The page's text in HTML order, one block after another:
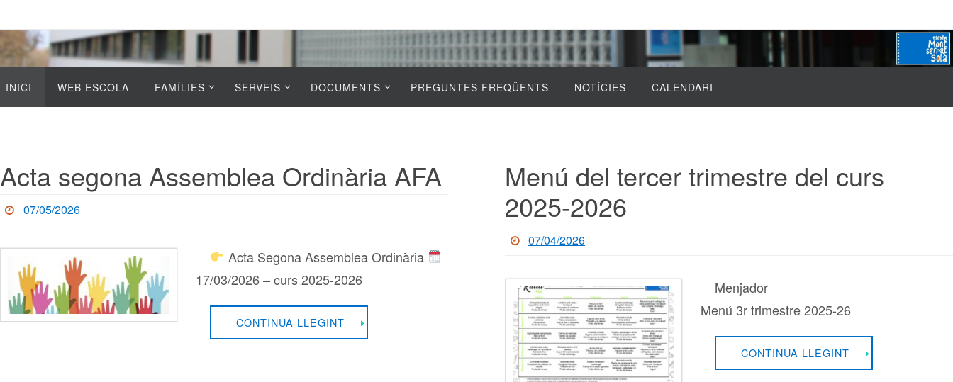
to
content
to
content
INICI WEB ESCOLA FAMÍLIES SERVEIS DOCUMENTS PREGUNTES FREQÜENTS NOTÍCIES CALENDARI
Acta segona Assemblea Ordinària AFA
07/05/2026
Acta Segona Assemblea Ordinària
17/03/2026 – curs 2025-2026
CONTINUA LLEGINT
Menú del tercer trimestre del curs
2025-2026
07/04/2026
Menjador
Menú 3r trimestre 2025-26
CONTINUA LLEGINT